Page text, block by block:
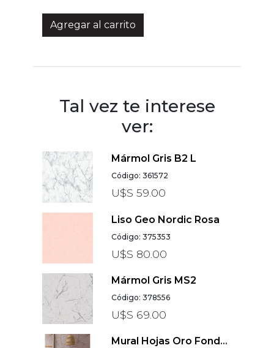
Agregar al carrito
Tal vez te interese
ver:
Mármol Gris B2 L
Código: 361572
U$S 59.00
Liso Geo Nordic Rosa
Código: 375353
U$S 80.00
Mármol Gris MS2
Código: 378556
U$S 69.00
Mural Hojas Oro Fondo Rosa Gigantografía